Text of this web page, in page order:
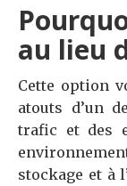
au lieu
Cette option
atouts d’un
trafic et des
stockage et à